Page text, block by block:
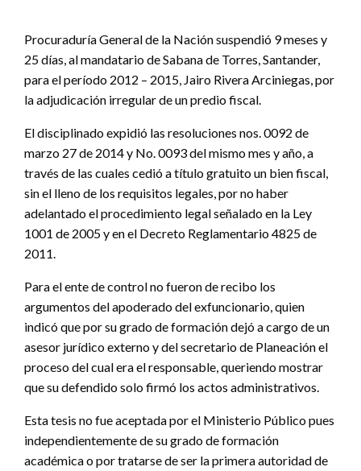
Procuraduría General de la Nación suspendió 9 meses y
25 días, al mandatario de Sabana de Torres, Santander,
para el período 2012 – 2015, Jairo Rivera Arciniegas, por
la adjudicación irregular de un predio fiscal.
El disciplinado expidió las resoluciones nos. 0092 de
marzo 27 de 2014 y No. 0093 del mismo mes y año, a
través de las cuales cedió a título gratuito un bien fiscal,
sin el lleno de los requisitos legales, por no haber
adelantado el procedimiento legal señalado en la Ley
1001 de 2005 y en el Decreto Reglamentario 4825 de
2011.
Para el ente de control no fueron de recibo los
argumentos del apoderado del exfuncionario, quien
indicó que por su grado de formación dejó a cargo de un
asesor jurídico externo y del secretario de Planeación el
proceso del cual era el responsable, queriendo mostrar
que su defendido solo firmó los actos administrativos.
Esta tesis no fue aceptada por el Ministerio Público pues
independientemente de su grado de formación
académica o por tratarse de ser la primera autoridad de